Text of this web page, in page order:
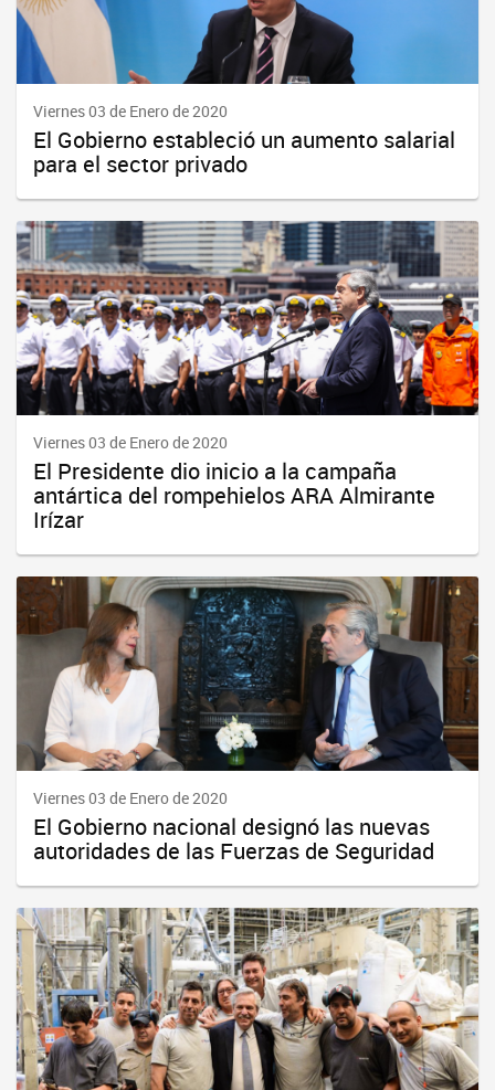
Viernes 03 de Enero de 2020
El Gobierno estableció un aumento salarial
para el sector privado
Viernes 03 de Enero de 2020
El Presidente dio inicio a la campaña
antártica del rompehielos ARA Almirante
Irízar
Viernes 03 de Enero de 2020
El Gobierno nacional designó las nuevas
autoridades de las Fuerzas de Seguridad